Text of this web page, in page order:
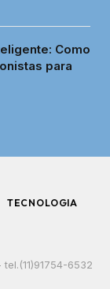
Como
para
TECNOLOGIA
6532